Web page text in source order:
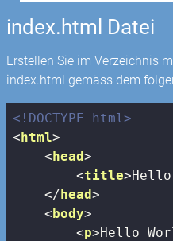
index.html Datei
Erstellen Sie im Verzeichnis
index.html gemäss dem
<!DOCTYPE html>
<html>
<head>
<title>
</head>
<body>
<p>Hello